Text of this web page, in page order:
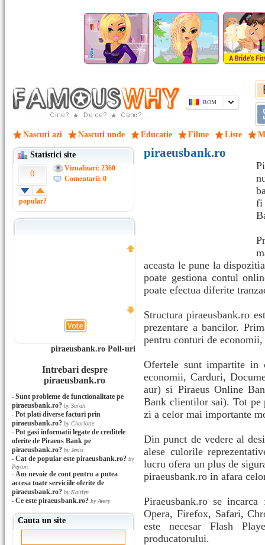
ROM
Nascuti azi Nascuti unde Educatie Filme Liste
Statistici site
0
popular?
Vizualizari: 2360
Comentarii: 0
piraeusbank.ro Poll-uri
Intrebari despre
piraeusbank.ro
- Sunt probleme de functionalitate pe
piraeusbank.ro? by Sarah
- Pot plati diverse facturi prin
piraeusbank.ro? by Charlotte
- Pot gasi informatii legate de creditele
oferite de Piraeus Bank pe
piraeusbank.ro? by Jesus
- Cat de popular este piraeusbank.ro? by
Peyton
- Am nevoie de cont pentru a putea
accesa toate serviciile oferite de
piraeusbank.ro? by Kaitlyn
- Ce este piraeusbank.ro? by Avery
Cauta un site
piraeusbank.ro
fi
aceasta le pune la
poate gestiona contul
poate efectua diferite
Structura piraeusbank.ro
prezentare a bancilor.
pentru conturi de
Ofertele sunt impartite in
economii, Carduri,
aur) si Piraeus Online
Bank clientilor sai). Tot pe
zi a celor mai importante
Din punct de vedere al
alese culorile
lucru ofera un plus de
piraeusbank.ro in afara
Piraeusbank.ro se
Opera, Firefox, Safari,
este necesar Flash
producatorului.